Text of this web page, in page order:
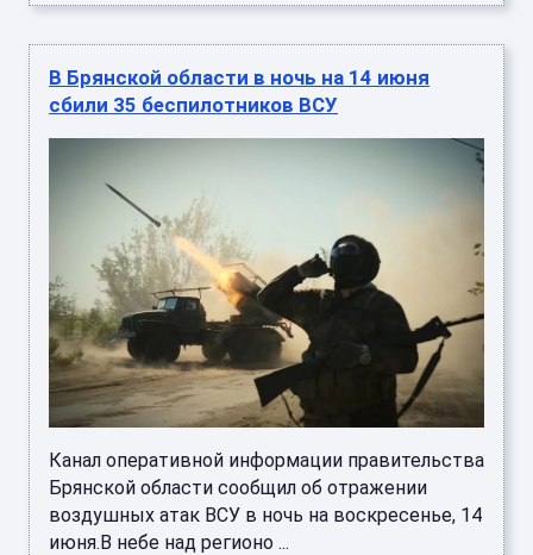
В Брянской области в ночь на 14 июня
сбили 35 беспилотников ВСУ
Канал оперативной информации правительства
Брянской области сообщил об отражении
воздушных атак ВСУ в ночь на воскресенье, 14
июня.В небе над регионо ...